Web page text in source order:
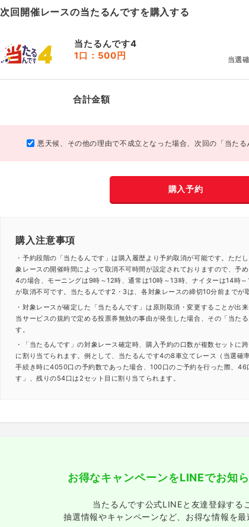
次回開催レースの当たるんですを購入する
当たるんです4
1口：500円
当選
合計金額
悪天候、その他の理由で不成立となった場合、次回の「当たる
購入予約
購入注意事項
・予約段階の「当たるんです」は購入履歴より予約取消が可能です。ただ
象レースの開催時間によって取消不可時間が設定されておりますので、予
4の場合、モーニングは9時～12時、通常は10時～13時、ナイターは14時
が取消不可です。当たるんです2・3は、各対象レースの締切10分前までが
・対象レースが確定した「当たるんです」は原則取消・変更することが出
当サービスの規約で定める投票券無効の事由が発生した場合、その「当た
す。
・「当たるんです」の対象レース確定時、購入予約の口数が複数セットに
に割り当てられます。例として、当たるんです4の8車立てレース（当選確
手続き時に4050口の予約数であった場合、100口のご予約を行った際、46
す」、残りの54口は2セット目に割り当てられます。
お得なキャンペーンをLINEでお知ら
当たるんです公式LINEと友達登録する
抽選情報やキャンペーンなど、 お得な情報を最